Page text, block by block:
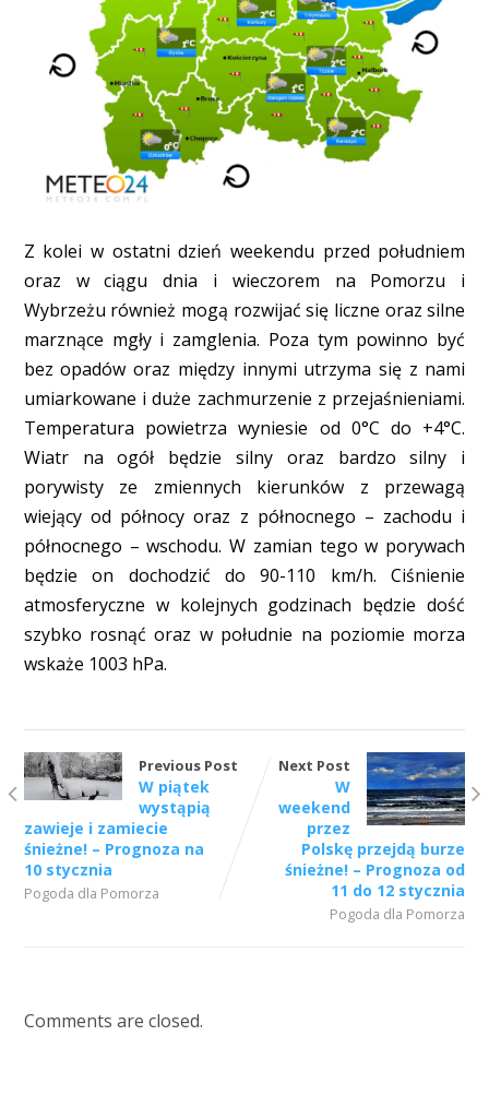
Z kolei w ostatni dzień weekendu przed południem
oraz w ciągu dnia i wieczorem na Pomorzu i
Wybrzeżu również mogą rozwijać się liczne oraz silne
marznące mgły i zamglenia. Poza tym powinno być
bez opadów oraz między innymi utrzyma się z nami
umiarkowane i duże zachmurzenie z przejaśnieniami.
Temperatura powietrza wyniesie od 0°C do +4°C.
Wiatr na ogół będzie silny oraz bardzo silny i
porywisty ze zmiennych kierunków z przewagą
wiejący od północy oraz z północnego – zachodu i
północnego – wschodu. W zamian tego w porywach
będzie on dochodzić do 90-110 km/h. Ciśnienie
atmosferyczne w kolejnych godzinach będzie dość
szybko rosnąć oraz w południe na poziomie morza
wskaże 1003 hPa.
Previous Post
W piątek
wystąpią
zawieje i zamiecie
śnieżne! – Prognoza na
10 stycznia
Pogoda dla Pomorza
Next Post
W
weekend
przez
Polskę przejdą burze
śnieżne! – Prognoza od
11 do 12 stycznia
Pogoda dla Pomorza
Comments are closed.